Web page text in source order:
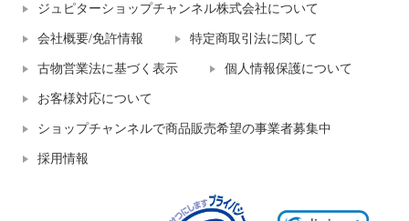
ジュピターショップチャンネル株式会社について
会社概要/免許情報 特定商取引法に関して
古物営業法に基づく表示 個人情報保護について
お客様対応について
ショップチャンネルで商品販売希望の事業者募集中
採用情報